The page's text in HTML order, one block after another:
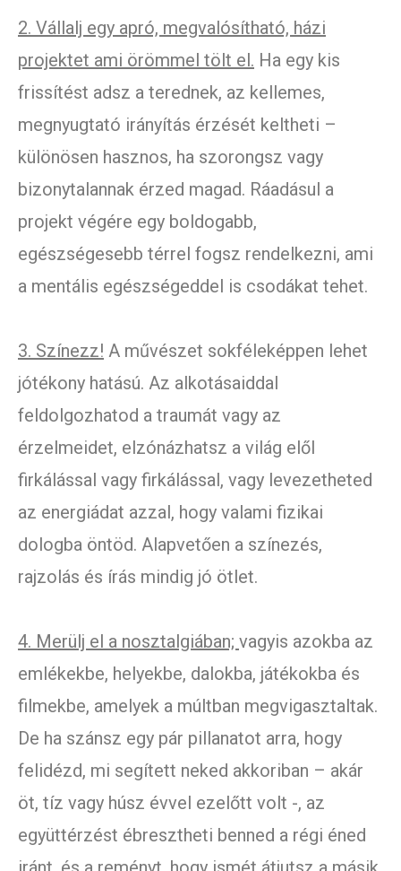
2. Vállalj egy apró, megvalósítható, házi
projektet ami örömmel tölt el. Ha egy kis
frissítést adsz a terednek, az kellemes,
megnyugtató irányítás érzését keltheti –
különösen hasznos, ha szorongsz vagy
bizonytalannak érzed magad. Ráadásul a
projekt végére egy boldogabb,
egészségesebb térrel fogsz rendelkezni, ami
a mentális egészségeddel is csodákat tehet.
3. Színezz! A művészet sokféleképpen lehet
jótékony hatású. Az alkotásaiddal
feldolgozhatod a traumát vagy az
érzelmeidet, elzónázhatsz a világ elől
firkálással vagy firkálással, vagy levezetheted
az energiádat azzal, hogy valami fizikai
dologba öntöd. Alapvetően a színezés,
rajzolás és írás mindig jó ötlet.
4. Merülj el a nosztalgiában; vagyis azokba az
emlékekbe, helyekbe, dalokba, játékokba és
filmekbe, amelyek a múltban megvigasztaltak.
De ha szánsz egy pár pillanatot arra, hogy
felidézd, mi segített neked akkoriban – akár
öt, tíz vagy húsz évvel ezelőtt volt -, az
együttérzést ébresztheti benned a régi éned